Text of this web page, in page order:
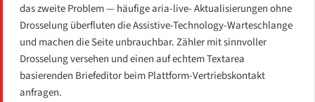
das zweite Problem — häufige aria-live- Aktualisierungen ohne
Drosselung überfluten die Assistive-Technology-Warteschlange
und machen die Seite unbrauchbar. Zähler mit sinnvoller
Drosselung versehen und einen auf echtem Textarea
basierenden Briefeditor beim Plattform-Vertriebskontakt
anfragen.